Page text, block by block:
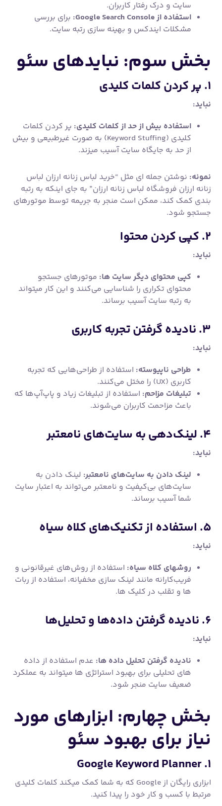
سایت و درک رفتار کاربران.
استفاده از Google Search Console:
برای بررسی
مشکلات ایندکس و بهینه سازی رتبه سایت.
بخش سوم: نبایدهای سئو
۱. پر کردن کلمات کلیدی
نباید:
استفاده بیش از حد از کلمات کلیدی: پر کردن کلمات
کلیدی (Keyword Stuffing) به صورت غیرطبیعی و بیش
از حد به جایگاه سایت آسیب میزند.
نمونه: نوشتن جمله ای مثل “خرید لباس زنانه ارزان لباس
زنانه ارزان فروشگاه لباس زنانه ارزان” به جای اینکه به رتبه
بندی کمک کند، ممکن است منجر به جریمه توسط موتورهای
جستجو شود.
۲. کپی کردن محتوا
نباید:
کپی محتوای دیگر سایت ها: موتورهای جستجو
محتوای تکراری را شناسایی می‌کنند و این کار میتواند
به رتبه سایت آسیب برساند.
۳. نادیده گرفتن تجربه کاربری
نباید:
طراحی ناپیوسته: استفاده از طراحی‌هایی که تجربه
کاربری (UX) را مختل می‌کنند.
تبلیغات مزاحم: استفاده از تبلیغات زیاد و پاپ‌آپ‌ها که
باعث مزاحمت کاربران می‌شوند.
۴. لینک‌دهی به سایت‌های نامعتبر
نباید:
لینک دادن به سایت‌های نامعتبر: لینک دادن به
سایت‌های بی‌کیفیت و نامعتبر می‌تواند به اعتبار سایت
شما آسیب برساند.
۵. استفاده از تکنیک‌های کلاه سیاه
نباید:
روشهای کلاه سیاه: استفاده از روش‌های غیرقانونی و
فریب‌کارانه مانند لینک سازی مخفیانه، استفاده از ربات
ها و تقلب در کلیک ها.
۶. نادیده گرفتن داده‌ها و تحلیل‌ها
نباید:
نادیده گرفتن تحلیل داده ها: عدم استفاده از داده
های تحلیلی برای بهبود استراتژی ها میتواند به عملکرد
ضعیف سایت منجر شود.
بخش چهارم: ابزارهای مورد
نیاز برای بهبود سئو
۱. Google Keyword Planner
ابزاری رایگان از Google که به شما کمک میکند کلمات کلیدی
مرتبط با کسب و کار خود را پیدا کنید.